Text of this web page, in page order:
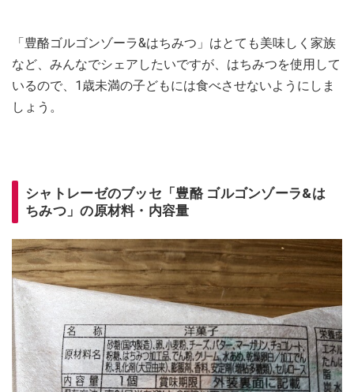
「豊酪ゴルゴンゾーラ&はちみつ」はとても美味しく家族
など、みんなでシェアしたいですが、はちみつを使用して
いるので、1歳未満の子どもには食べさせないようにしま
しょう。
シャトレーゼのブッセ「豊酪 ゴルゴンゾーラ&は
ちみつ」の原材料・内容量